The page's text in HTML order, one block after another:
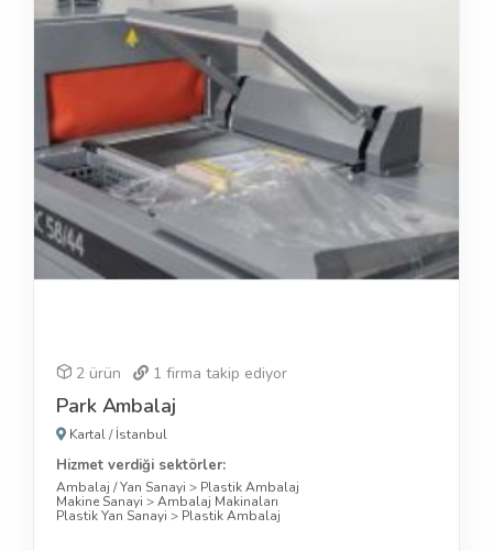
2 ürün 1 firma takip ediyor
Park Ambalaj
Kartal/İstanbul
Hizmet verdiği sektörler:
Ambalaj / Yan Sanayi > Plastik Ambalaj
Makine Sanayi >Ambalaj Makinaları
Plastik Yan Sanayi > Plastik Ambalaj